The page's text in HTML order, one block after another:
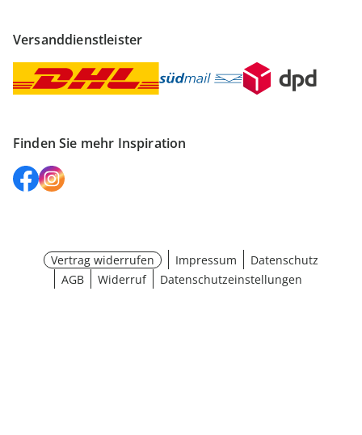
Versanddienstleister
Finden Sie mehr Inspiration
Vertrag widerrufen Impressum
Datenschutz
AGB
Widerruf Datenschutzeinstellungen